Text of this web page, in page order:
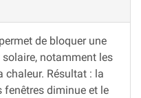
de bloquer une
notamment les
chaleur. Résultat : la
fenêtres diminue et le